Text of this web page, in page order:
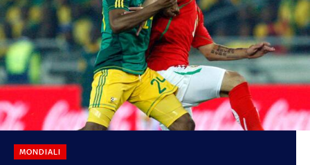
MONDIALI